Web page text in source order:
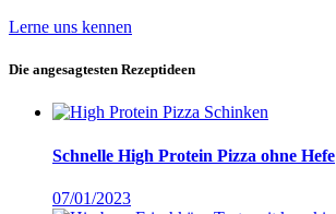
Lerne uns kennen
Die angesagtesten Rezeptideen
Schnelle High Protein Pizza ohne Hefe
07/01/2023